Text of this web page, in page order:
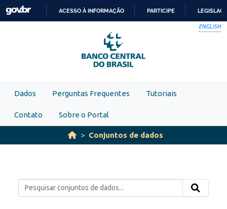
Skip to main content
PARA
O
CONTEÚDO
ACESSO À INFORMAÇÃO PARTICIPE
ENGLISH
Dados Perguntas Frequentes Tutoriais
Contato Sobre o Portal
Conjuntos de dados